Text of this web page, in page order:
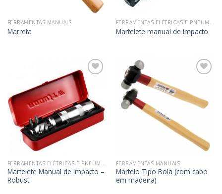
FERRAMENTAS MANUAIS
Marreta
FERRAMENTAS ELÉTRICAS E PNEUMÁTICAS
Martelete manual de impacto
Adicionar
aos
meus
desejos
Martelete Manual de Impacto –
Robust
meus
desejos
FERRAMENTAS MANUAIS
Martelo Tipo Bola (com cabo
em madeira)